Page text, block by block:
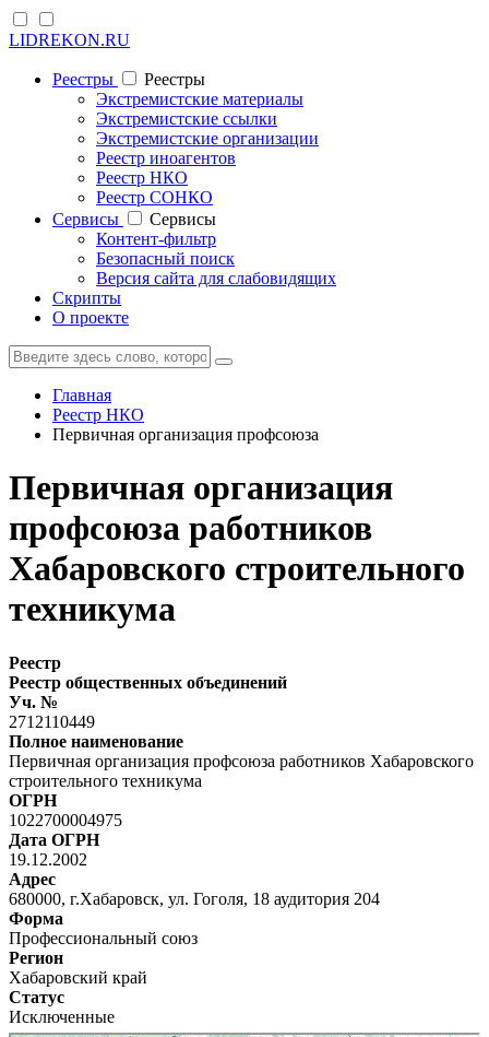
LIDREKON.RU
Реестры
Реестры
Экстремистские материалы
Экстремистские ссылки
Экстремистские организации
Реестр иноагентов
Реестр НКО
Реестр СОНКО
Cервисы
Cервисы
Контент-фильтр
Безопасный поиск
Версия сайта для слабовидящих
Скрипты
О проекте
Главная
Реестр НКО
Первичная организация профсоюза
Первичная организация
профсоюза работников
Хабаровского строительного
техникума
Реестр
Реестр общественных объединений
Уч. №
2712110449
Полное наименование
Первичная организация профсоюза работников Хабаровского
строительного техникума
ОГРН
1022700004975
Дата ОГРН
19.12.2002
Адрес
680000, г.Хабаровск, ул. Гоголя, 18 аудитория 204
Форма
Профессиональный союз
Регион
Хабаровский край
Статус
Исключенные